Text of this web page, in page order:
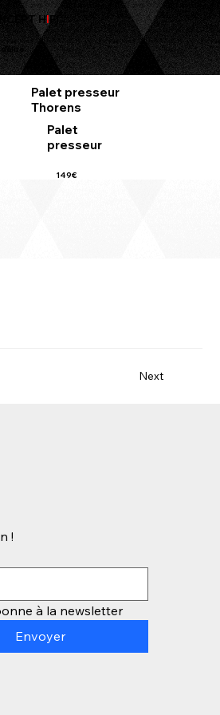
HIFI
149€
Palet presseur
Thorens
Palet
presseur
Next
!
à la newsletter
Envoyer